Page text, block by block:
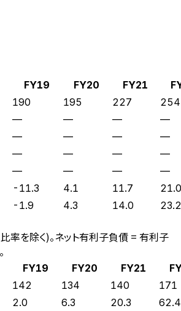
FY19 FY20 FY21
190 195 227 254
— — — —
— — — —
— — — —
— — — —
-11.3 4.1 11.7 21.0
-1.9 4.3 14.0 23.2
率を除く)。ネット有利子負債 = 有利子
FY19 FY20 FY21
142 134 140 171
2.0 6.3 20.3 62.4